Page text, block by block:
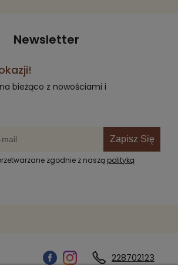
Newsletter
bieżąco z nowościami i
Zapisz Się
zgodnie z naszą polityką
228702123